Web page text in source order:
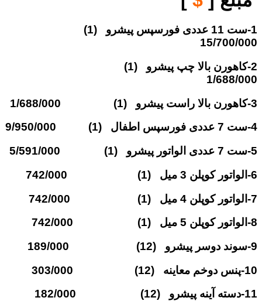
1-ست 11 عددی فورسپس پیشرو (1)
15/700/000
2-کاهورن بالا چپ پیشرو (1)
1/688/000
3-کاهورن بالا راست پیشرو (1) 1/688/000
4-ست 7 عددی فورسپس اطفال (1) 9/950/000
5-ست 7 عددی الواتور پیشرو (1) 5/591/000
6-الواتور کوپلن 3 میل (1) 742/000
7-الواتور کوپلن 4 میل (1) 742/000
8-الواتور کوپلن 5 میل (1) 742/000
9-سوند دوسر پیشرو (12) 189/000
10-پنس دوخم معاینه (12) 303/000
11-دسته آینه پیشرو (12) 182/000